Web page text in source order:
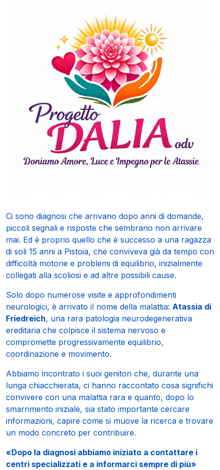
Ci sono diagnosi che arrivano dopo anni di domande,
piccoli segnali e risposte che sembrano non arrivare
mai. Ed è proprio quello che è successo a una ragazza
di soli 15 anni a Pistoia, che conviveva già da tempo con
difficoltà motorie e problemi di equilibrio, inizialmente
collegati alla scoliosi e ad altre possibili cause.
Solo dopo numerose visite e approfondimenti
neurologici, è arrivato il nome della malattia: Atassia di
Friedreich, una rara patologia neurodegenerativa
ereditaria che colpisce il sistema nervoso e
compromette progressivamente equilibrio,
coordinazione e movimento.
Abbiamo incontrato i suoi genitori che, durante una
lunga chiacchierata, ci hanno raccontato cosa significhi
convivere con una malattia rara e quanto, dopo lo
smarrimento iniziale, sia stato importante cercare
informazioni, capire come si muove la ricerca e trovare
un modo concreto per contribuire.
«Dopo la diagnosi abbiamo iniziato a contattare i
centri specializzati e a informarci sempre di più»